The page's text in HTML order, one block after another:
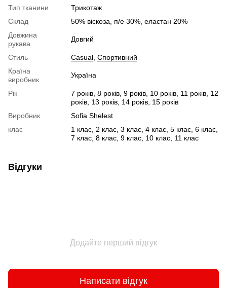
Тип тканини
Трикотаж
Склад
50% віскоза, п/е 30%, еластан 20%
Довжина
рукава
Довгий
Стиль Сasual, Спортивний
Країна
виробник
Україна
Рік
7 років, 8 років, 9 років, 10 років, 11 років, 12
років, 13 років, 14 років, 15 років
Виробник
Sofia Shelest
клас
1 клас, 2 клас, 3 клас, 4 клас, 5 клас, 6 клас,
7 клас, 8 клас, 9 клас, 10 клас, 11 клас
Відгуки
Додайте перший відгук
Написати відгук